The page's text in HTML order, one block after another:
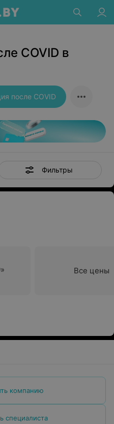
COVID в
после COVID
Фильтры
Все цены
компанию
специалиста